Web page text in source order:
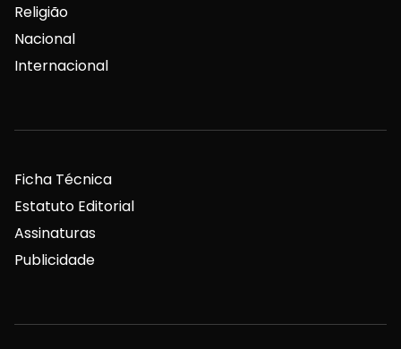
Religião
Nacional
Internacional
Ficha Técnica
Estatuto Editorial
Assinaturas
Publicidade